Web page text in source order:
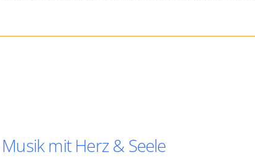
mit Herz & Seele